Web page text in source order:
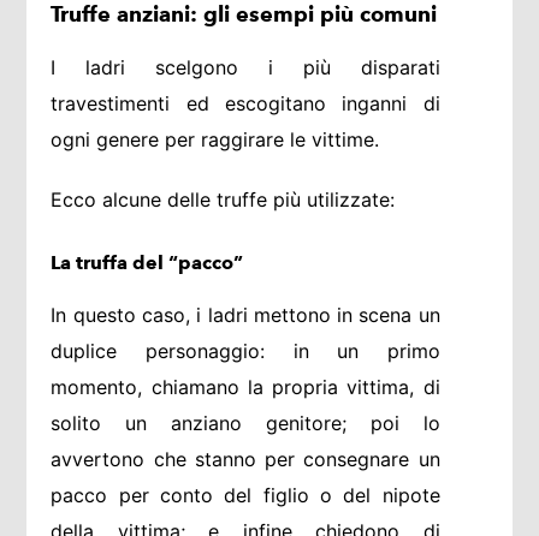
Truffe anziani: gli esempi più comuni
I ladri scelgono i più disparati
travestimenti ed escogitano inganni di
ogni genere per raggirare le vittime.
Ecco alcune delle truffe più utilizzate:
La truffa del “pacco”
In questo caso, i ladri mettono in scena un
duplice personaggio: in un primo
momento, chiamano la propria vittima, di
solito un anziano genitore; poi lo
avvertono che stanno per consegnare un
pacco per conto del figlio o del nipote